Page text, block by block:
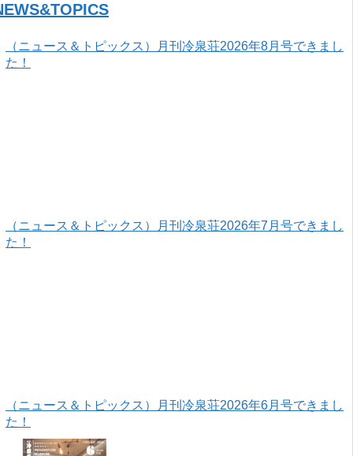
（ニュース＆トピックス）月刊冷泉荘2026年8月号できまし
た！
（ニュース＆トピックス）月刊冷泉荘2026年7月号できまし
た！
（ニュース＆トピックス）月刊冷泉荘2026年6月号できまし
た！